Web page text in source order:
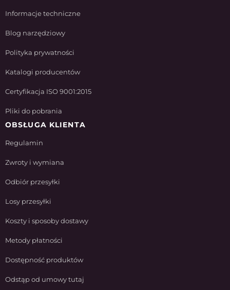
Informacje techniczne
Blog narzędziowy
Polityka prywatności
Katalogi producentów
Certyfikacja ISO 9001:2015
Pliki do pobrania
OBSŁUGA KLIENTA
Regulamin
Zwroty i wymiana
Odbiór przesyłki
Losy przesyłki
Koszty i sposoby dostawy
Metody płatności
Dostępność produktów
Odstąp od umowy tutaj